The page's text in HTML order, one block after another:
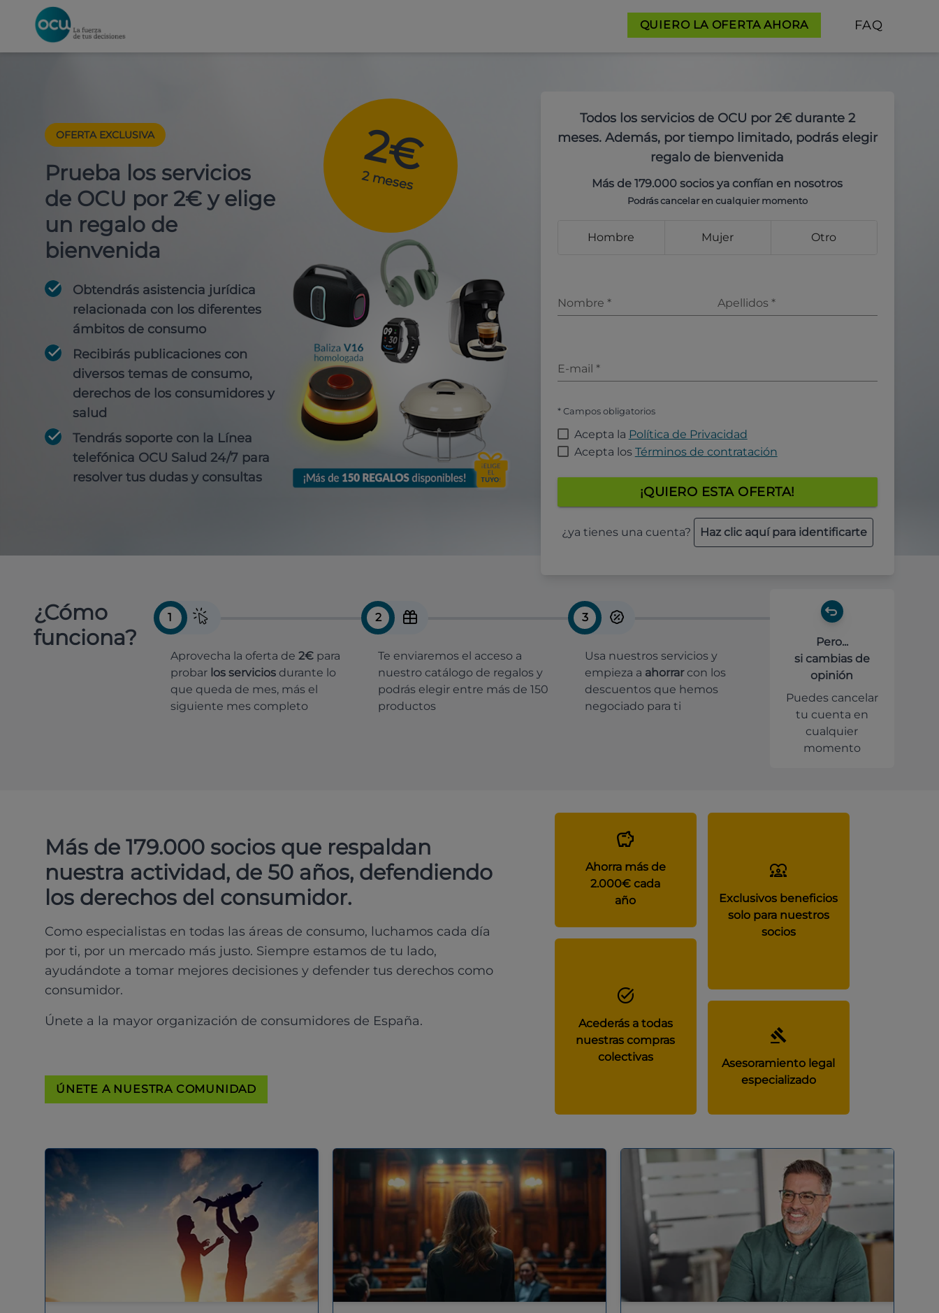
QUIERO LA OFERTA AHORA FAQ
OFERTA EXCLUSIVA
Prueba los servicios
de OCU por 2€ y elige
un regalo de
bienvenida
Obtendrás asistencia jurídica
relacionada con los diferentes
ámbitos de consumo
Recibirás publicaciones con
diversos temas de consumo,
derechos de los consumidores y
salud
Tendrás soporte con la Línea
telefónica OCU Salud 24/7 para
resolver tus dudas y consultas
2€
2 meses
Todos los servicios de OCU por 2€ durante 2
meses. Además, por tiempo limitado, podrás elegir
regalo de bienvenida
Más de 179.000 socios ya confían en nosotros
Podrás cancelar en cualquier momento
Hombre Mujer Otro
Nombre * Apellidos *
E-mail *
* Campos obligatorios
Acepta la Política de Privacidad
Acepta los Términos de contratación
¡QUIERO ESTA OFERTA!
¿ya tienes una cuenta? Haz clic aquí para identificarte
¿Cómo
funciona?
1
Aprovecha la oferta de 2€ para
probar los servicios durante lo
que queda de mes, más el
siguiente mes completo
2
Te enviaremos el acceso a
nuestro catálogo de regalos y
podrás elegir entre más de 150
productos
3
Usa nuestros servicios y
empieza a ahorrar con los
descuentos que hemos
negociado para ti
Pero...
si cambias de
opinión
Puedes cancelar
tu cuenta en
cualquier
momento
Más de 179.000 socios que respaldan
nuestra actividad, de 50 años, defendiendo
los derechos del consumidor.
Como especialistas en todas las áreas de consumo, luchamos cada día
por ti, por un mercado más justo. Siempre estamos de tu lado,
ayudándote a tomar mejores decisiones y defender tus derechos como
consumidor.
Únete a la mayor organización de consumidores de España.
ÚNETE A NUESTRA COMUNIDAD
Ahorra más de
2.000€ cada
año
Exclusivos beneficios
solo para nuestros
socios
Acederás a todas
nuestras compras
colectivas
Asesoramiento legal
especializado